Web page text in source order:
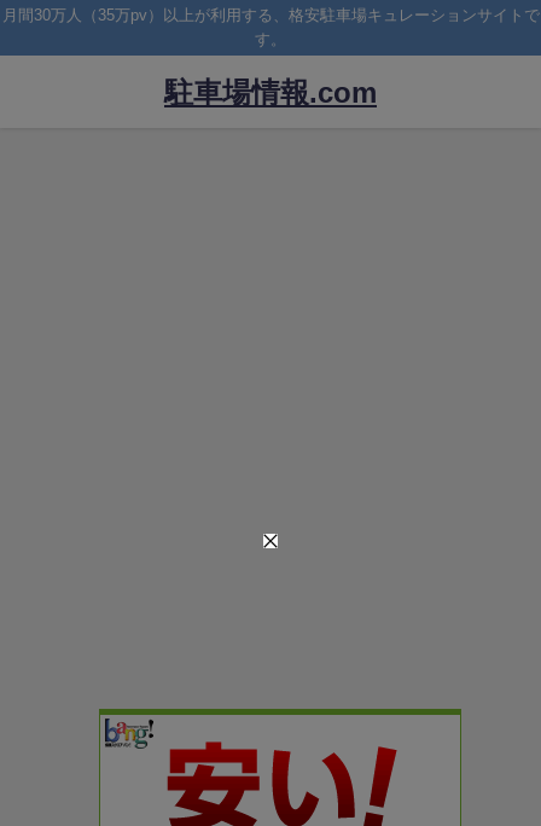
月間30万人（35万pv）以上が利用する、格安駐車場キュレーションサイトで
す。
駐車場情報.com